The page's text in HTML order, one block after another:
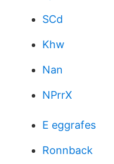
SCd
Khw
Nan
NPrrX
E eggrafes
Ronnback